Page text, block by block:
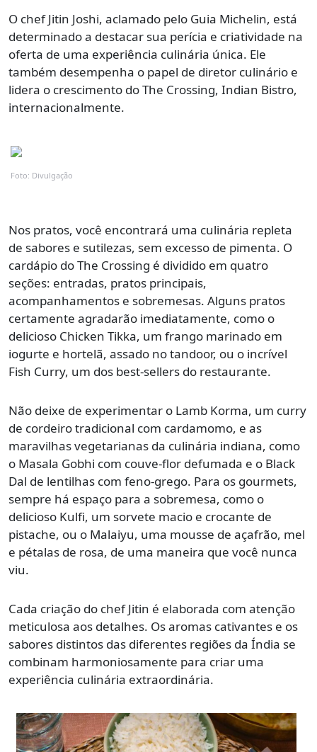
O chef Jitin Joshi, aclamado pelo Guia Michelin, está
determinado a destacar sua perícia e criatividade na
oferta de uma experiência culinária única. Ele
também desempenha o papel de diretor culinário e
lidera o crescimento do The Crossing, Indian Bistro,
internacionalmente.
Foto: Divulgação
Nos pratos, você encontrará uma culinária repleta
de sabores e sutilezas, sem excesso de pimenta. O
cardápio do The Crossing é dividido em quatro
seções: entradas, pratos principais,
acompanhamentos e sobremesas. Alguns pratos
certamente agradarão imediatamente, como o
delicioso Chicken Tikka, um frango marinado em
iogurte e hortelã, assado no tandoor, ou o incrível
Fish Curry, um dos best-sellers do restaurante.
Não deixe de experimentar o Lamb Korma, um curry
de cordeiro tradicional com cardamomo, e as
maravilhas vegetarianas da culinária indiana, como
o Masala Gobhi com couve-flor defumada e o Black
Dal de lentilhas com feno-grego. Para os gourmets,
sempre há espaço para a sobremesa, como o
delicioso Kulfi, um sorvete macio e crocante de
pistache, ou o Malaiyu, uma mousse de açafrão, mel
e pétalas de rosa, de uma maneira que você nunca
viu.
Cada criação do chef Jitin é elaborada com atenção
meticulosa aos detalhes. Os aromas cativantes e os
sabores distintos das diferentes regiões da Índia se
combinam harmoniosamente para criar uma
experiência culinária extraordinária.